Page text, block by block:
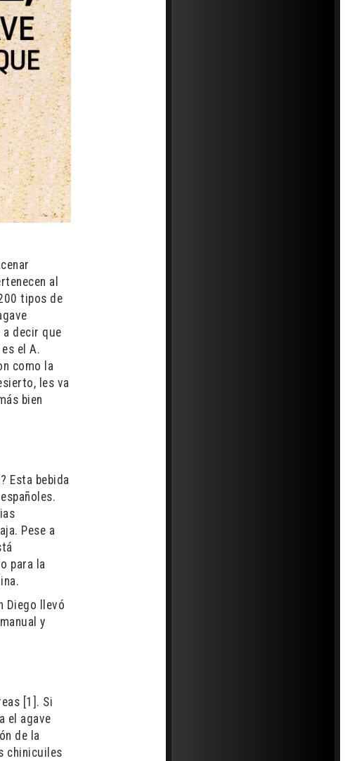
al
tipos de
a decir que
el A.
como la
les va
bien
Esta bebida
Pese a
para la
Diego llevó
y
[1]. Si
el agave
de la
chinicuiles